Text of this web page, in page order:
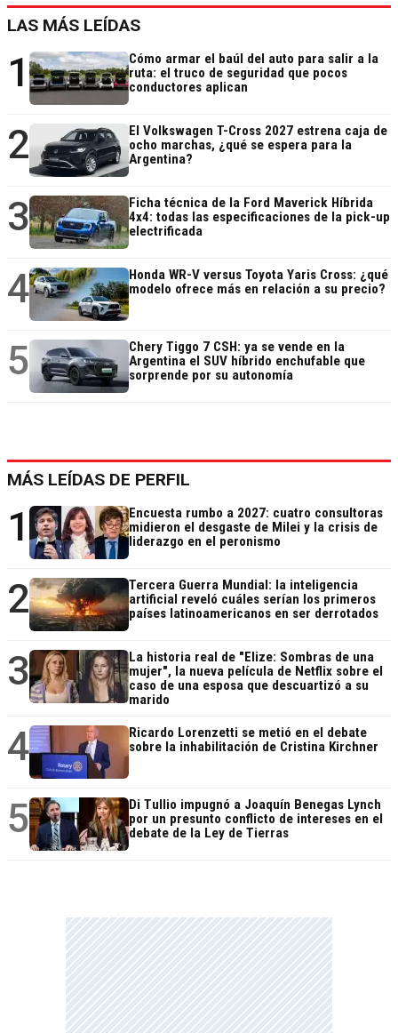
LAS MÁS LEÍDAS
1
Cómo armar el baúl del auto para salir a la
ruta: el truco de seguridad que pocos
conductores aplican
2
El Volkswagen T-Cross 2027 estrena caja de
ocho marchas, ¿qué se espera para la
Argentina?
3
Ficha técnica de la Ford Maverick Híbrida
4x4: todas las especificaciones de la pick-up
electrificada
4
Honda WR-V versus Toyota Yaris Cross: ¿qué
modelo ofrece más en relación a su precio?
5
Chery Tiggo 7 CSH: ya se vende en la
Argentina el SUV híbrido enchufable que
sorprende por su autonomía
MÁS LEÍDAS DE PERFIL
1
Encuesta rumbo a 2027: cuatro consultoras
midieron el desgaste de Milei y la crisis de
liderazgo en el peronismo
2
Tercera Guerra Mundial: la inteligencia
artificial reveló cuáles serían los primeros
países latinoamericanos en ser derrotados
3
La historia real de "Elize: Sombras de una
mujer", la nueva película de Netflix sobre el
caso de una esposa que descuartizó a su
marido
4
Ricardo Lorenzetti se metió en el debate
sobre la inhabilitación de Cristina Kirchner
5
Di Tullio impugnó a Joaquín Benegas Lynch
por un presunto conflicto de intereses en el
debate de la Ley de Tierras